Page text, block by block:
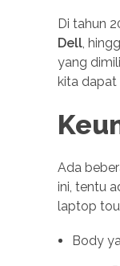
Di tahun
Dell ,
yang
kita dapat
Ada
ini, tentu
laptop
Body